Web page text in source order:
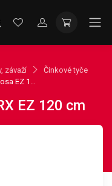
závaží
Činkové tyče
120 cm
EZ 120 cm